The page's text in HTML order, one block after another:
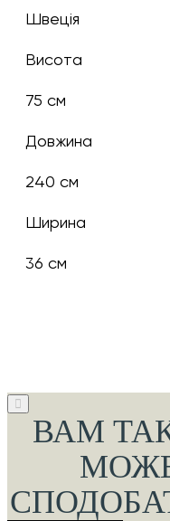
Швеція
Висота
75 см
Довжина
240 см
Ширина
36 см
ВАМ